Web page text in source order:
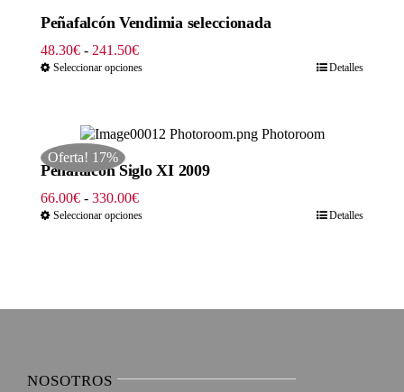
Peñafalcón Vendimia seleccionada
48.30€ - 241.50€Rango
de
hasta
Seleccionar opciones Detalles
Oferta! 17%
Peñafalcón Siglo XI 2009
66.00€ - 330.00€Rango
de
Seleccionar opciones Detalles
NOSOTROS